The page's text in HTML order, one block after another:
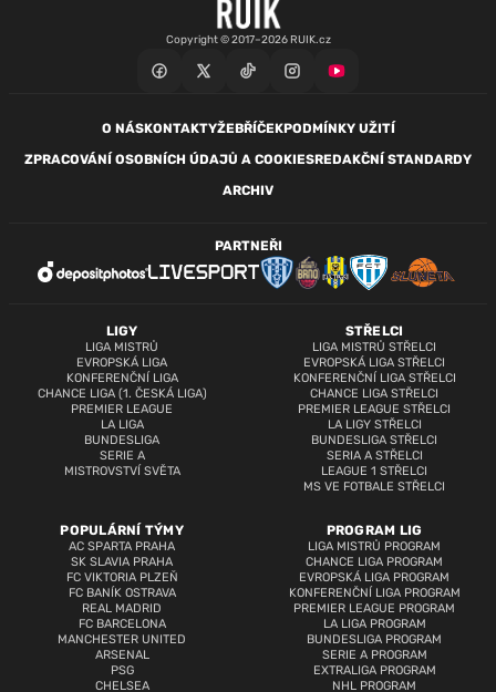
Copyright © 2017–2026 RUIK.cz
O NÁSKONTAKTYŽEBŘÍČEKPODMÍNKY UŽITÍ
ZPRACOVÁNÍ OSOBNÍCH ÚDAJŮ A COOKIESREDAKČNÍ STANDARDY
ARCHIV
LIGY
LIGA MISTRŮ
EVROPSKÁ LIGA
KONFERENČNÍ LIGA
CHANCE LIGA (1. ČESKÁ LIGA)
PREMIER LEAGUE
LA LIGA
BUNDESLIGA
SERIE A
MISTROVSTVÍ SVĚTA
STŘELCI
LIGA MISTRŮ STŘELCI
EVROPSKÁ LIGA STŘELCI
KONFERENČNÍ LIGA STŘELCI
CHANCE LIGA STŘELCI
PREMIER LEAGUE STŘELCI
LA LIGY STŘELCI
BUNDESLIGA STŘELCI
SERIA A STŘELCI
LEAGUE 1 STŘELCI
MS VE FOTBALE STŘELCI
POPULÁRNÍ TÝMY
AC SPARTA PRAHA
SK SLAVIA PRAHA
FC VIKTORIA PLZEŇ
FC BANÍK OSTRAVA
REAL MADRID
FC BARCELONA
MANCHESTER UNITED
ARSENAL
PSG
CHELSEA
PROGRAM LIG
LIGA MISTRŮ PROGRAM
CHANCE LIGA PROGRAM
EVROPSKÁ LIGA PROGRAM
KONFERENČNÍ LIGA PROGRAM
PREMIER LEAGUE PROGRAM
LA LIGA PROGRAM
BUNDESLIGA PROGRAM
SERIE A PROGRAM
EXTRALIGA PROGRAM
NHL PROGRAM
PARTNEŘI